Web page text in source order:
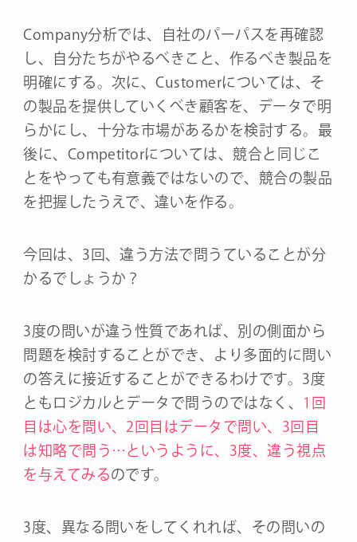
Company分析では、自社のパーパスを再確認
し、自分たちがやるべきこと、作るべき製品を
明確にする。次に、Customerについては、そ
の製品を提供していくべき顧客を、データで明
らかにし、十分な市場があるかを検討する。最
後に、Competitorについては、競合と同じこ
とをやっても有意義ではないので、競合の製品
を把握したうえで、違いを作る。
今回は、3回、違う方法で問うていることが分
かるでしょうか？
3度の問いが違う性質であれば、別の側面から
問題を検討することができ、より多面的に問い
の答えに接近することができるわけです。3度
ともロジカルとデータで問うのではなく、 1回
目は心を問い、2回目はデータで問い、3回目
は知略で問う…というように、3度、違う視点
を与えてみるのです。
3度、異なる問いをしてくれれば、その問いの